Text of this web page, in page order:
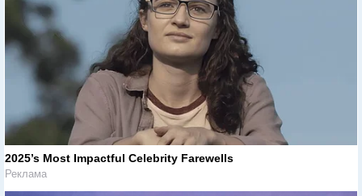
2025’s Most Impactful Celebrity Farewells
Реклама